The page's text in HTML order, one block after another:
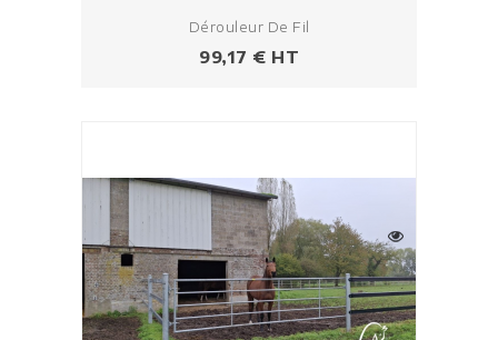
Dérouleur De Fil
Prezzo
99,17 € HT